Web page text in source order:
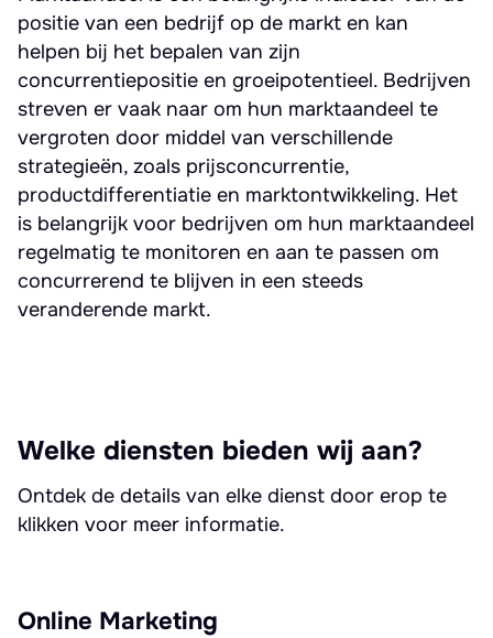
positie van een bedrijf op de markt en kan
helpen bij het bepalen van zijn
concurrentiepositie en groeipotentieel. Bedrijven
streven er vaak naar om hun marktaandeel te
vergroten door middel van verschillende
strategieën, zoals prijsconcurrentie,
productdifferentiatie en marktontwikkeling. Het
is belangrijk voor bedrijven om hun marktaandeel
regelmatig te monitoren en aan te passen om
concurrerend te blijven in een steeds
veranderende markt.
Welke diensten bieden wij aan?
Ontdek de details van elke dienst door erop te
klikken voor meer informatie.
Online Marketing